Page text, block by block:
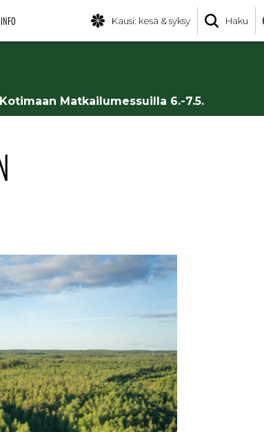
Kausi: kesä & syksy Haku
Matkailumessuilla 6.-7.5.